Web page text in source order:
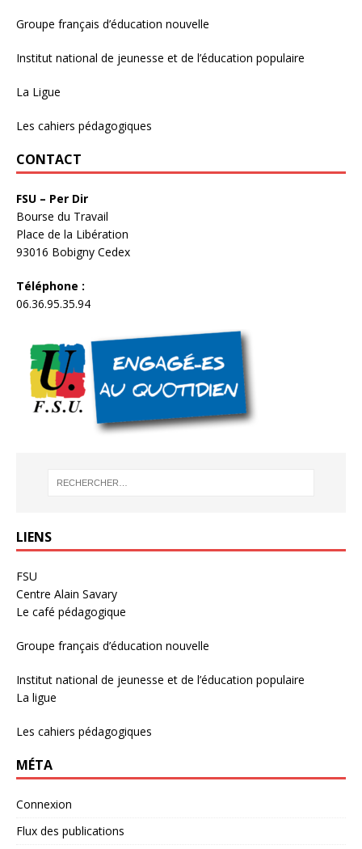
Groupe français d’éducation nouvelle
Institut national de jeunesse et de l’éducation populaire
La Ligue
Les cahiers pédagogiques
CONTACT
FSU – Per Dir
Bourse du Travail
Place de la Libération
93016 Bobigny Cedex
Téléphone :
06.36.95.35.94
LIENS
FSU
Centre Alain Savary
Le café pédagogique
Groupe français d’éducation nouvelle
Institut national de jeunesse et de l’éducation populaire
La ligue
Les cahiers pédagogiques
MÉTA
Connexion
Flux des publications